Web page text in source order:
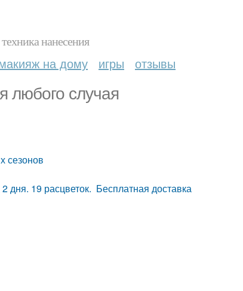
нанесения
на дому игры отзывы
любого случая
сезонов
дня. 19 расцветок. Бесплатная доставка